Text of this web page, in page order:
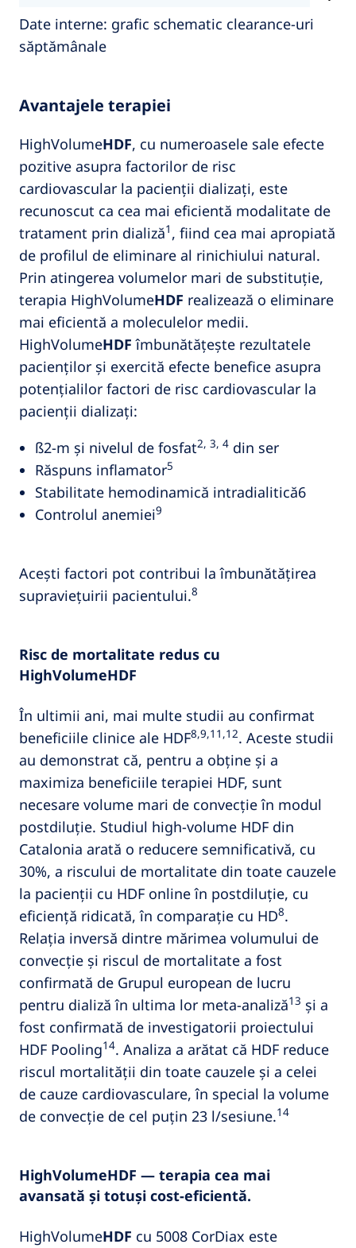
Date interne: grafic schematic clearance-uri
săptămânale
Avantajele terapiei
HighVolumeHDF, cu numeroasele sale efecte
pozitive asupra factorilor de risc
cardiovascular la pacienții dializați, este
recunoscut ca cea mai eficientă modalitate de
tratament prin dializă1 , fiind cea mai apropiată
de profilul de eliminare al rinichiului natural.
Prin atingerea volumelor mari de substituție,
terapia HighVolumeHDF realizează o eliminare
mai eficientă a moleculelor medii.
HighVolumeHDF îmbunătățește rezultatele
pacienților și exercită efecte benefice asupra
potențialilor factori de risc cardiovascular la
pacienții dializați:
ß2-m și nivelul de fosfat2, 3, 4 din ser
Răspuns inflamator5
Stabilitate hemodinamică intradialitică6
Controlul anemiei9
Acești factori pot contribui la îmbunătățirea
supraviețuirii pacientului.8
Risc de mortalitate redus cu
HighVolumeHDF
În ultimii ani, mai multe studii au confirmat
beneficiile clinice ale HDF8,9,11,12. Aceste studii
au demonstrat că, pentru a obține și a
maximiza beneficiile terapiei HDF, sunt
necesare volume mari de convecție în modul
postdiluție. Studiul high-volume HDF din
Catalonia arată o reducere semnificativă, cu
30%, a riscului de mortalitate din toate cauzele
la pacienții cu HDF online în postdiluție, cu
eficiență ridicată, în comparație cu HD8.
Relația inversă dintre mărimea volumului de
convecție și riscul de mortalitate a fost
confirmată de Grupul european de lucru
pentru dializă în ultima lor meta-analiză13 și a
fost confirmată de investigatorii proiectului
HDF Pooling14. Analiza a arătat că HDF reduce
riscul mortalității din toate cauzele și a celei
de cauze cardiovasculare, în special la volume
de convecție de cel puțin 23 l/sesiune.14
HighVolumeHDF — terapia cea mai
avansată și totuși cost-eficientă.
HighVolumeHDF cu 5008 CorDiax este